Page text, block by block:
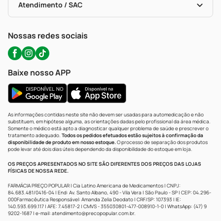
Políticas De Marketplace
Portal Da Privacidade
Atendimento / SAC
Nossas redes sociais
Baixe nosso APP
As informações contidas neste site não devem ser usadas para automedicação e não
substituem, em hipótese alguma, as orientações dadas pelo profissional da área médica.
Somente o médico está apto a diagnosticar qualquer problema de saúde e prescrever o
tratamento adequado. Todos os pedidos efetuados estão sujeitos à confirmação da
disponibilidade de produto em nosso estoque.O processo de separação dos produtos
pode levar até dois dias úteis dependendo da disponibilidade do estoque em loja.
OS PREÇOS APRESENTADOS NO SITE SÃO DIFERENTES DOS PREÇOS DAS LOJAS
FÍSICAS DE NOSSA REDE.
FARMÁCIA PREÇO POPULAR | Cia Latino Americana de Medicamentos | CNPJ:
84.683.481/0416-04 | End: Av. Santo Albano, 490 - Vila Vera | São Paulo - SP | CEP: 04.296-
000Farmacêutica Responsável: Amanda Zelia Deodato | CRF/SP: 107393 | IE:
140.593.699.117 | AFE: 7.45817-2 | CMVS - 355030801-477-008910-1-0 | WhatsApp: (47) 9
9202-1687 | e-mail: atendimento@precopopular.com.br.